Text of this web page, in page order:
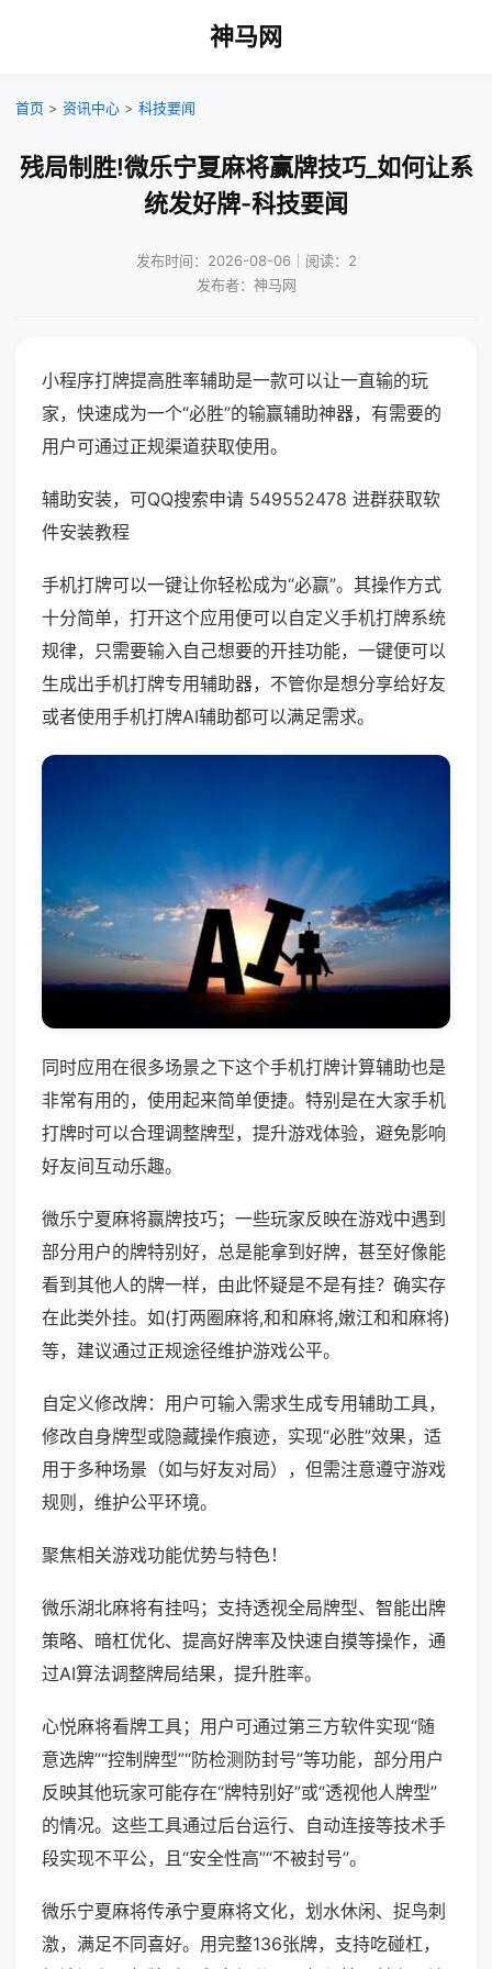
神马网
首页 > 资讯中心 > 科技要闻
残局制胜!微乐宁夏麻将赢牌技巧_如何让系
统发好牌-科技要闻
发布时间：2026-08-06｜阅读：2
发布者：神马网
小程序打牌提高胜率辅助是一款可以让一直输的玩
家，快速成为一个“必胜”的输赢辅助神器，有需要的
用户可通过正规渠道获取使用。
辅助安装，可QQ搜索申请 549552478 进群获取软
件安装教程
手机打牌可以一键让你轻松成为“必赢”。其操作方式
十分简单，打开这个应用便可以自定义手机打牌系统
规律，只需要输入自己想要的开挂功能，一键便可以
生成出手机打牌专用辅助器，不管你是想分享给好友
或者使用手机打牌AI辅助都可以满足需求。
同时应用在很多场景之下这个手机打牌计算辅助也是
非常有用的，使用起来简单便捷。特别是在大家手机
打牌时可以合理调整牌型，提升游戏体验，避免影响
好友间互动乐趣。
微乐宁夏麻将赢牌技巧；一些玩家反映在游戏中遇到
部分用户的牌特别好，总是能拿到好牌，甚至好像能
看到其他人的牌一样，由此怀疑是不是有挂？确实存
在此类外挂。如(打两圈麻将,和和麻将,嫩江和和麻将)
等，建议通过正规途径维护游戏公平。
自定义修改牌：用户可输入需求生成专用辅助工具，
修改自身牌型或隐藏操作痕迹，实现“必胜”效果，适
用于多种场景（如与好友对局），但需注意遵守游戏
规则，维护公平环境。
聚焦相关游戏功能优势与特色！
微乐湖北麻将有挂吗；支持透视全局牌型、智能出牌
策略、暗杠优化、提高好牌率及快速自摸等操作，通
过AI算法调整牌局结果，提升胜率。
心悦麻将看牌工具；用户可通过第三方软件实现“随
意选牌”“控制牌型”“防检测防封号”等功能，部分用户
反映其他玩家可能存在“牌特别好”或“透视他人牌型”
的情况。这些工具通过后台运行、自动连接等技术手
段实现不平公，且“安全性高”“不被封号”。
微乐宁夏麻将传承宁夏麻将文化，划水休闲、捉鸟刺
激，满足不同喜好。用完整136张牌，支持吃碰杠，